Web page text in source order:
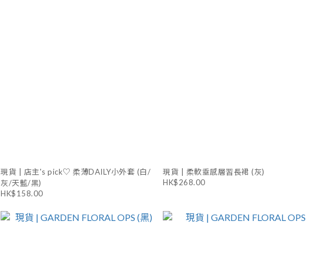
現貨 | 店主's pick♡ 柔薄DAILY小外套 (白/
灰/天藍/黑)
HK$158.00
現貨 | 柔軟垂感層習長裙 (灰)
HK$268.00